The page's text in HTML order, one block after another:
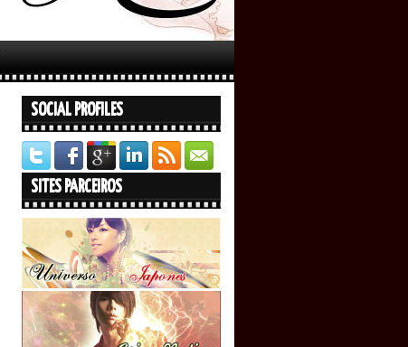
SOCIAL PROFILES
SITES PARCEIROS